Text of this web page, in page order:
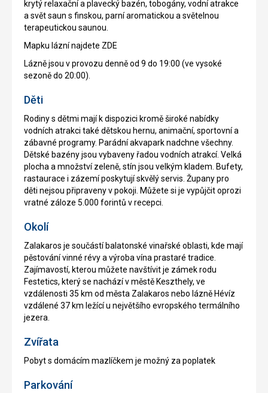
krytý relaxační a plavecký bazén, tobogány, vodní atrakce
a svět saun s finskou, parní aromatickou a světelnou
terapeutickou saunou.
Mapku lázní najdete ZDE
Lázně jsou v provozu denně od 9 do 19:00 (ve vysoké
sezoně do 20:00).
Děti
Rodiny s dětmi mají k dispozici kromě široké nabídky
vodních atrakci také dětskou hernu, animační, sportovní a
zábavné programy. Parádní akvapark nadchne všechny.
Dětské bazény jsou vybaveny řadou vodních atrakcí. Velká
plocha a množství zeleně, stín jsou velkým kladem. Bufety,
rastaurace i zázemí poskytují skvělý servis. Župany pro
děti nejsou připraveny v pokoji. Můžete si je vypůjčit oprozi
vratné záloze 5.000 forintů v recepci.
Okolí
Zalakaros je součástí balatonské vinařské oblasti, kde mají
pěstování vinné révy a výroba vína prastaré tradice.
Zajímavostí, kterou můžete navštívit je zámek rodu
Festetics, který se nachází v městě Keszthely, ve
vzdálenosti 35 km od města Zalakaros nebo lázně Hévíz
vzdálené 37 km ležící u největšího evropského termálního
jezera.
Zvířata
Pobyt s domácím mazlíčkem je možný za poplatek
Parkování